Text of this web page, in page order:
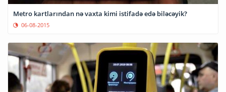
Metro kartlarından nə vaxta kimi istifadə edə biləcəyik?
06-08-2015